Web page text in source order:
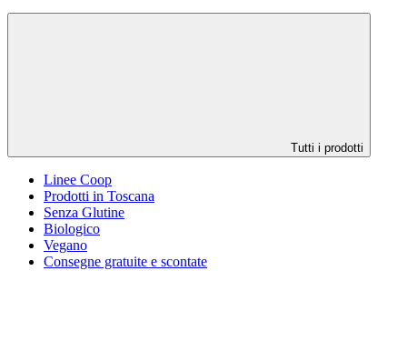
Tutti i prodotti
Linee Coop
Prodotti in Toscana
Senza Glutine
Biologico
Vegano
Consegne gratuite e scontate